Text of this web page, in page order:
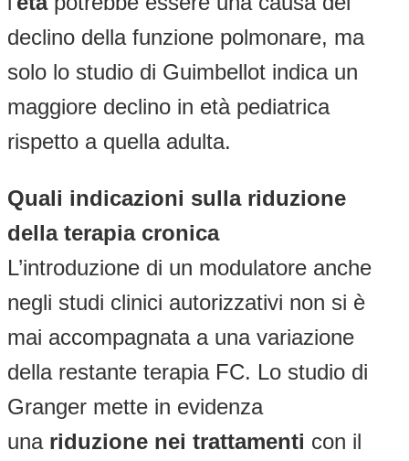
declino della funzione polmonare, ma
solo lo studio di Guimbellot indica un
maggiore declino in età pediatrica
rispetto a quella adulta.
Quali indicazioni sulla riduzione
della terapia cronica
L’introduzione di un modulatore anche
negli studi clinici autorizzativi non si è
mai accompagnata a una variazione
della restante terapia FC. Lo studio di
Granger mette in evidenza
una riduzione nei trattamenti con il